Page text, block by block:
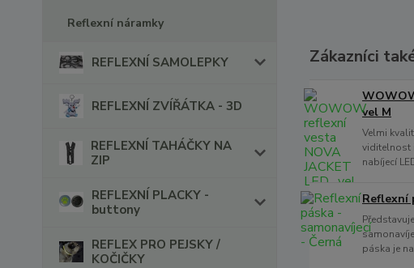
Reflexní náramky
REFLEXNÍ SAMOLEPKY
REFLEXNÍ ZVÍŘÁTKA - 3D
REFLEXNÍ TAHÁČKY NA
ZIP
REFLEXNÍ PLACKY -
buttony
REFLEX PRO PEJSKY /
KOČIČKY
Zákazníci
vel M
Velmi
viditelnost
nabíjecí
Reflexní
páska je